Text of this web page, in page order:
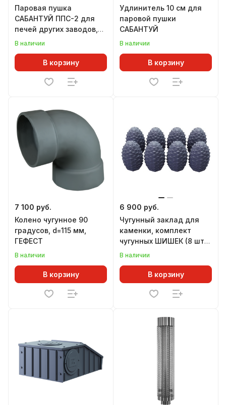
Паровая пушка
САБАНТУЙ ППС-2 для
печей других заводов,
совместимость в
В наличии
В корзину
Удлинитель 10 см для
паровой пушки
САБАНТУЙ
В наличии
В корзину
7 100 руб.
Колено чугунное 90
градусов, d=115 мм,
ГЕФЕСТ
В наличии
В корзину
6 900 руб.
Чугунный заклад для
каменки, комплект
чугунных ШИШЕК (8 шт),
ГЕФЕСТ
В наличии
В корзину